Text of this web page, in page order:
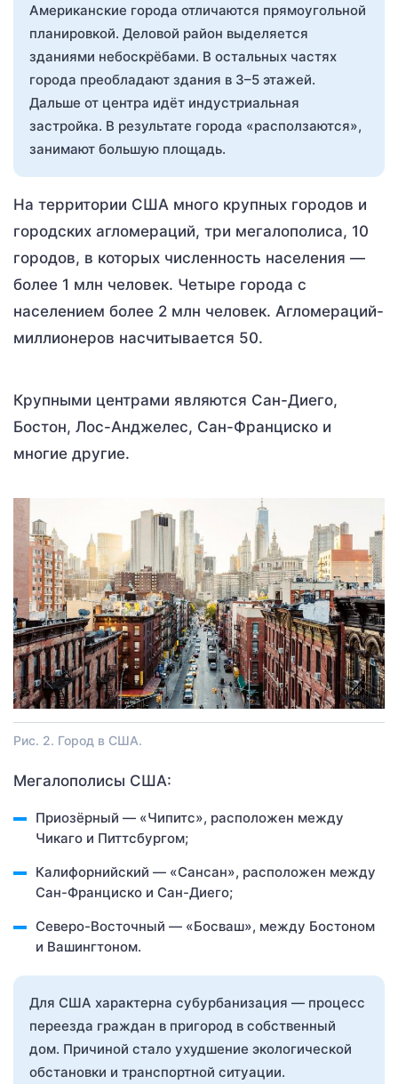
Американские города отличаются прямоугольной
планировкой. Деловой район выделяется
зданиями небоскрёбами. В остальных частях
города преобладают здания в 3–5 этажей.
Дальше от центра идёт индустриальная
застройка. В результате города «расползаются»,
занимают большую площадь.
На территории США много крупных городов и
городских агломераций, три мегалополиса, 10
городов, в которых численность населения —
более 1 млн человек. Четыре города с
населением более 2 млн человек. Агломераций-
миллионеров насчитывается 50.
Крупными центрами являются Сан-Диего,
Бостон, Лос-Анджелес, Сан-Франциско и
многие другие.
Рис. 2. Город в США.
Мегалополисы США:
Приозёрный — «Чипитс», расположен между
Чикаго и Питтсбургом;
Калифорнийский — «Сансан», расположен между
Сан-Франциско и Сан-Диего;
Северо-Восточный — «Босваш», между Бостоном
и Вашингтоном.
Для США характерна субурбанизация — процесс
переезда граждан в пригород в собственный
дом. Причиной стало ухудшение экологической
обстановки и транспортной ситуации.